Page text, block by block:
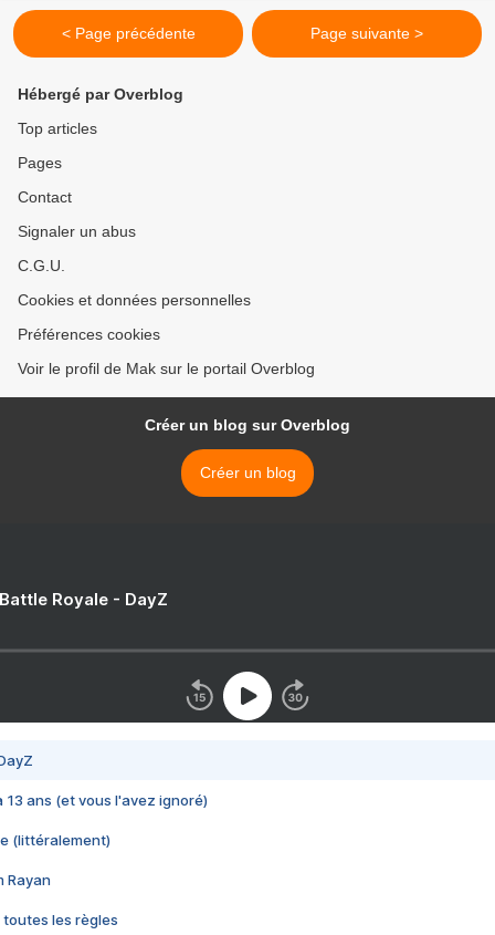
< Page précédente Page suivante >
Hébergé par Overblog
Top articles
Pages
Contact
Signaler un abus
C.G.U.
Cookies et données personnelles
Préférences cookies
Voir le profil de Mak sur le portail Overblog
Créer un blog sur Overblog
Créer un blog
Royale - DayZ
13 ans (et vous l'avez ignoré)
(littéralement)
Rayan
toutes les règles